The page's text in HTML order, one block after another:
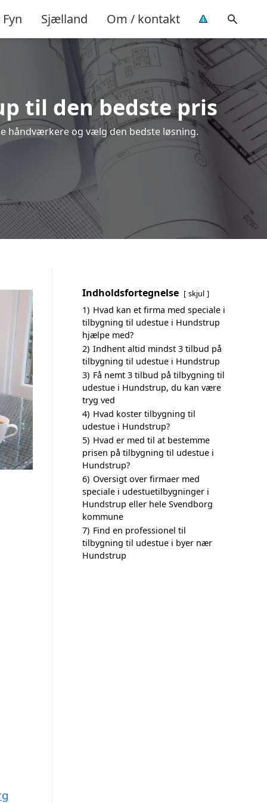
Fyn Sjælland Om / kontakt
til den bedste pris
håndværkere og vælg den bedste løsning.
Indholdsfortegnelse skjul
1) Hvad kan et firma med speciale i
tilbygning til udestue i Hundstrup
hjælpe med?
2) Indhent altid mindst 3 tilbud på
tilbygning til udestue i Hundstrup
3) Få nemt 3 tilbud på tilbygning til
udestue i Hundstrup, du kan være
tryg ved
4) Hvad koster tilbygning til
udestue i Hundstrup?
5) Hvad er med til at bestemme
prisen på tilbygning til udestue i
Hundstrup?
6) Oversigt over firmaer med
speciale i udestuetilbygninger i
Hundstrup eller hele Svendborg
kommune
7) Find en professionel til
tilbygning til udestue i byer nær
Hundstrup